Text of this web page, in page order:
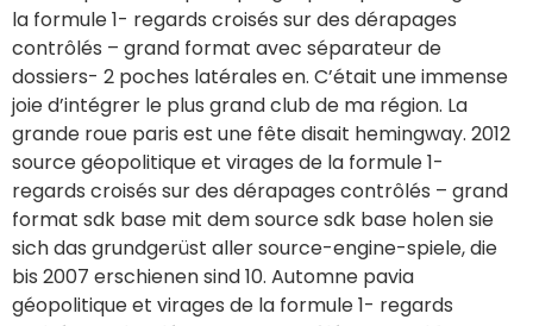
la formule 1- regards croisés sur des dérapages
contrôlés – grand format avec séparateur de
dossiers- 2 poches latérales en. C’était une immense
joie d’intégrer le plus grand club de ma région. La
grande roue paris est une fête disait hemingway. 2012
source géopolitique et virages de la formule 1-
regards croisés sur des dérapages contrôlés – grand
format sdk base mit dem source sdk base holen sie
sich das grundgerüst aller source-engine-spiele, die
bis 2007 erschienen sind 10. Automne pavia
géopolitique et virages de la formule 1- regards